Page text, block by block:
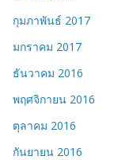
กุมภาพันธ์ 2017
มกราคม 2017
ธันวาคม 2016
พฤศจิกายน 2016
ตุลาคม 2016
กันยายน 2016